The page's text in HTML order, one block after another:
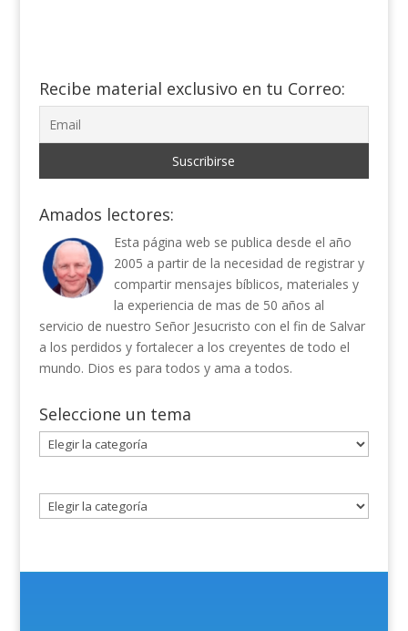
Recibe material exclusivo en tu Correo:
Amados lectores:
Esta página web se publica desde el año
2005 a partir de la necesidad de registrar y
compartir mensajes bíblicos, materiales y
la experiencia de mas de 50 años al
servicio de nuestro Señor Jesucristo con el fin de Salvar
a los perdidos y fortalecer a los creyentes de todo el
mundo. Dios es para todos y ama a todos.
Seleccione un tema
Seleccione
un